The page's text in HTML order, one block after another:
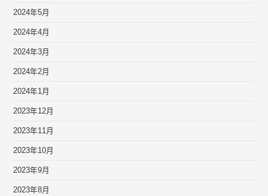
2024年5月
2024年4月
2024年3月
2024年2月
2024年1月
2023年12月
2023年11月
2023年10月
2023年9月
2023年8月